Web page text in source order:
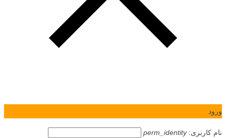
ورود
نام کاربری:perm_identity